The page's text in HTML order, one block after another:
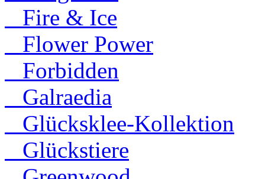
Fire & Ice
Flower Power
Forbidden
Galraedia
Glücksklee-Kollektion
Glückstiere